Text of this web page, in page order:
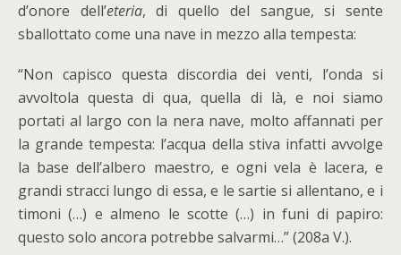
d’onore dell’eteria, di quello del sangue, si sente
sballottato come una nave in mezzo alla tempesta:
“Non capisco questa discordia dei venti, l’onda si
avvoltola questa di qua, quella di là, e noi siamo
portati al largo con la nera nave, molto affannati per
la grande tempesta: l’acqua della stiva infatti avvolge
la base dell’albero maestro, e ogni vela è lacera, e
grandi stracci lungo di essa, e le sartie si allentano, e i
timoni (…) e almeno le scotte (…) in funi di papiro:
questo solo ancora potrebbe salvarmi…” (208a V.).